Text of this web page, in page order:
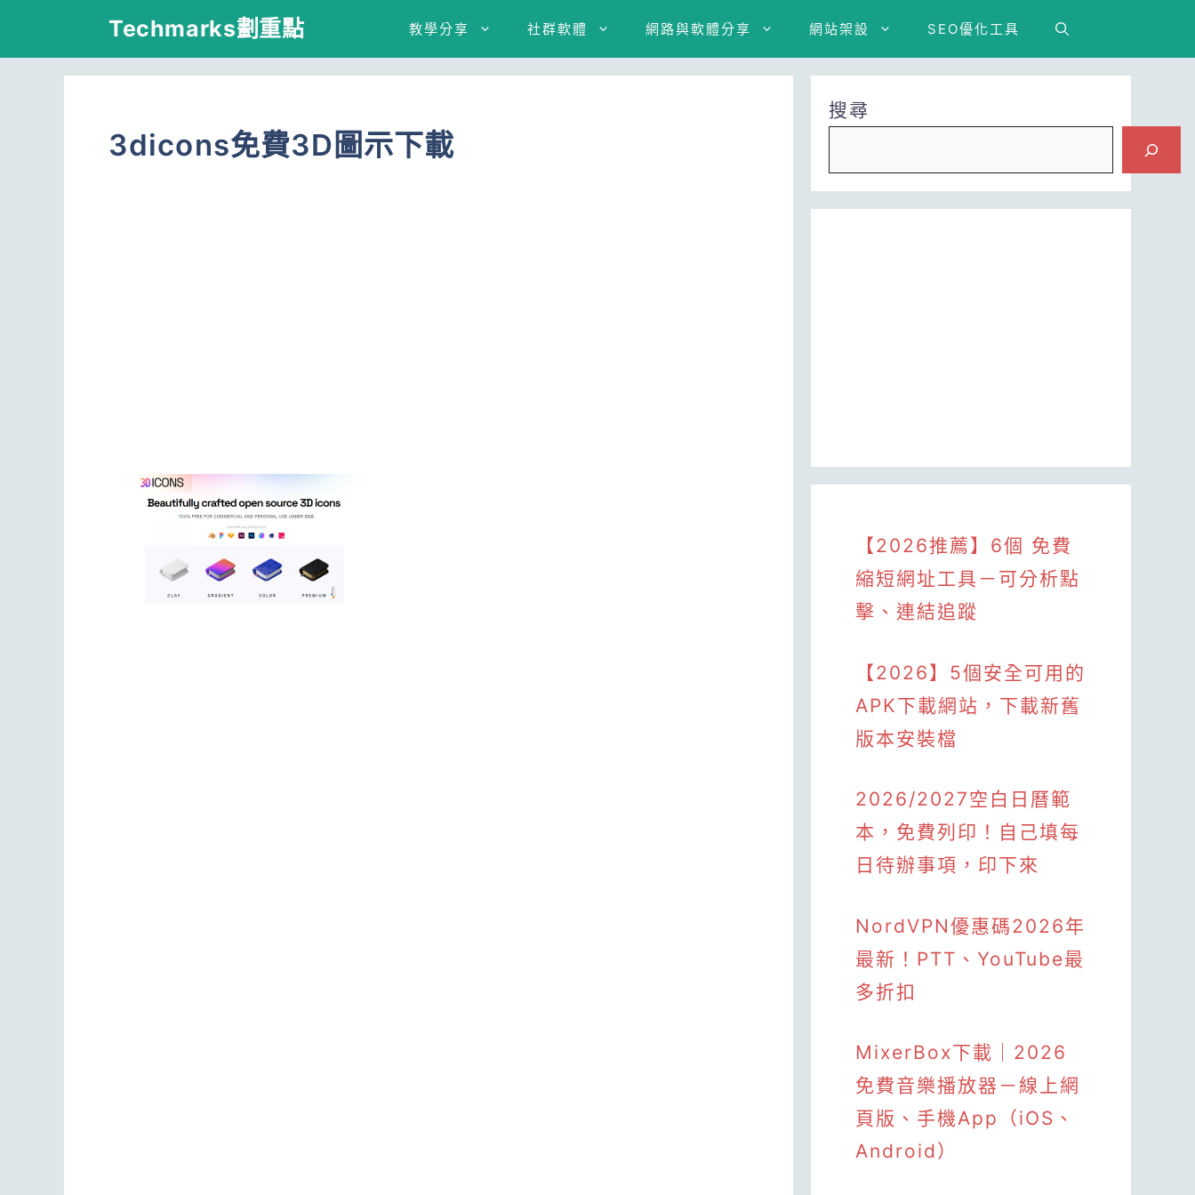
Techmarks劃重點 教學分享 社群軟體 網路與軟體分享 網站架設 SEO優化工具
3dicons免費3D圖示下載
搜尋
【2026推薦】6個 免費
縮短網址工具－可分析點
擊、連結追蹤
【2026】5個安全可用的
APK下載網站，下載新舊
版本安裝檔
2026/2027空白日曆範
本，免費列印！自己填每
日待辦事項，印下來
NordVPN優惠碼2026年
最新！PTT、YouTube最
多折扣
MixerBox下載｜2026
免費音樂播放器－線上網
頁版、手機App（iOS、
Android）